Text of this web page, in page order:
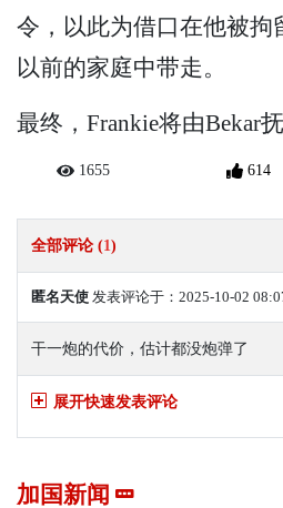
令，以此为借口在他被拘
以前的家庭中带走。
最终，Frankie将由Bekar抚
1655 614
全部评论 (1)
匿名天使 发表评论于：2025-10-02
干一炮的代价，估计都没炮弹了
展开快速发表评论
加国新闻